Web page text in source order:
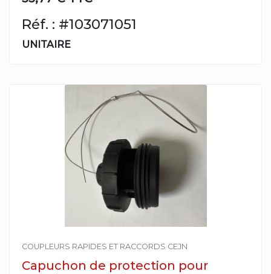
Réf. : #103071051
UNITAIRE
COUPLEURS RAPIDES ET RACCORDS CEJN
Capuchon de protection pour